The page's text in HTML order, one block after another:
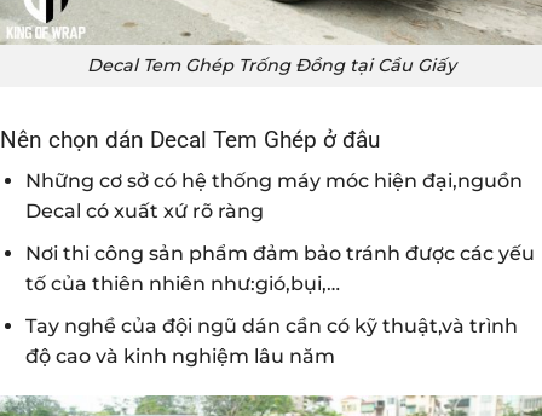
Decal Tem Ghép Trống Đồng tại Cầu Giấy
Nên chọn dán Decal Tem Ghép ở đâu
Những cơ sở có hệ thống máy móc hiện đại,nguồn
Decal có xuất xứ rõ ràng
Nơi thi công sản phẩm đảm bảo tránh được các yếu
tố của thiên nhiên như:gió,bụi,…
Tay nghề của đội ngũ dán cần có kỹ thuật,và trình
độ cao và kinh nghiệm lâu năm